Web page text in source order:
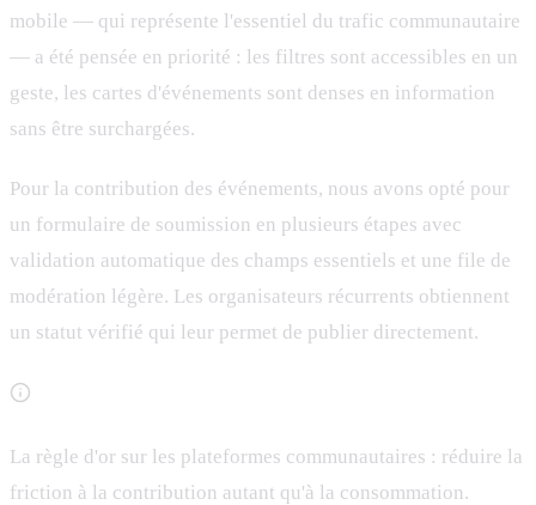
mobile — qui représente l'essentiel du trafic communautaire
— a été pensée en priorité : les filtres sont accessibles en un
geste, les cartes d'événements sont denses en information
sans être surchargées.
Pour la contribution des événements, nous avons opté pour
un formulaire de soumission en plusieurs étapes avec
validation automatique des champs essentiels et une file de
modération légère. Les organisateurs récurrents obtiennent
un statut vérifié qui leur permet de publier directement.
La règle d'or sur les plateformes communautaires : réduire la
friction à la contribution autant qu'à la consommation.